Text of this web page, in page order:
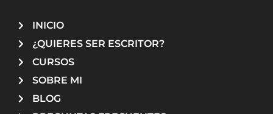
INICIO
¿QUIERES SER ESCRITOR?
CURSOS
SOBRE MI
BLOG